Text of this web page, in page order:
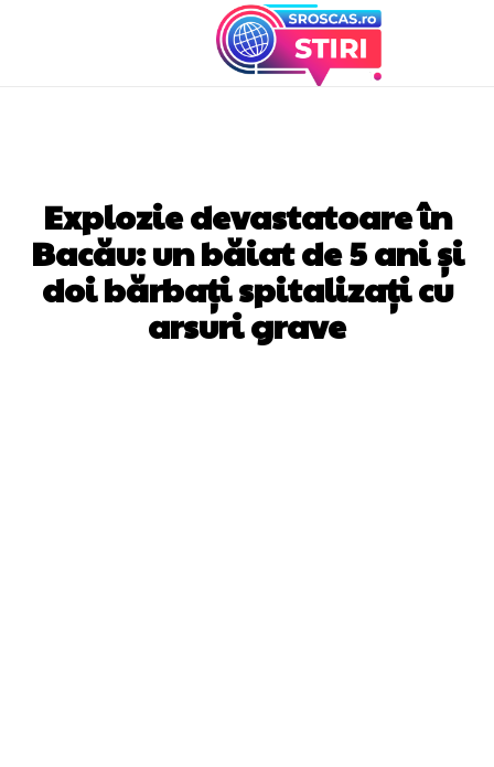
Explozie devastatoare în
Bacău: un băiat de 5 ani și
doi bărbați spitalizați cu
arsuri grave